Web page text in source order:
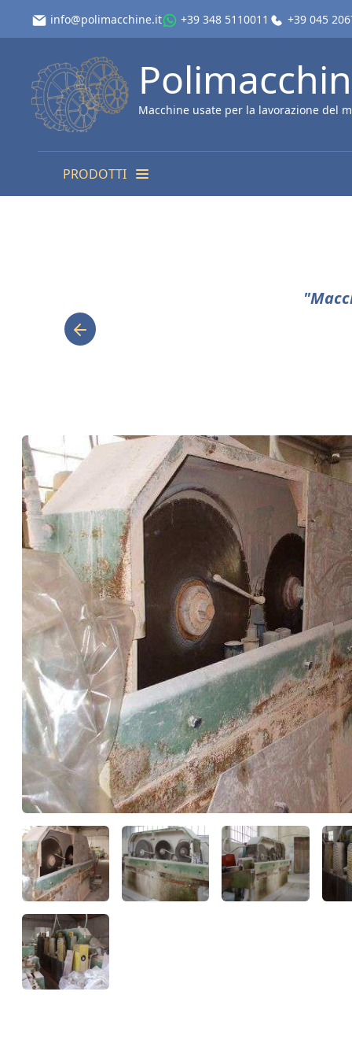
info@polimacchine.it +39 348 5110011 +39 045
Macchine usate per la lavorazione del
PRODOTTI